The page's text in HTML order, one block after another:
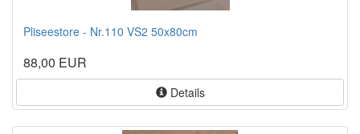
Pliseestore - Nr.110 VS2 50x80cm
88,00 EUR
Details